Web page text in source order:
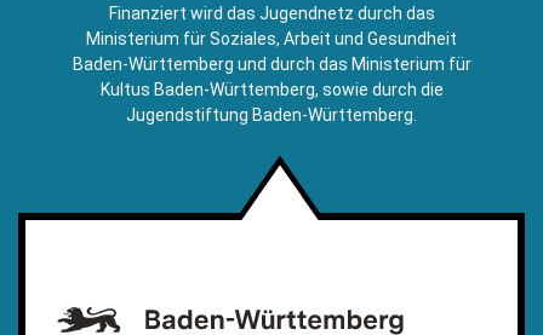
Mail)
Finanziert wird das Jugendnetz durch das
Ministerium für Soziales, Arbeit und Gesundheit
Baden-Württemberg und durch das Ministerium für
Kultus Baden-Württemberg, sowie durch die
Jugendstiftung Baden-Württemberg.